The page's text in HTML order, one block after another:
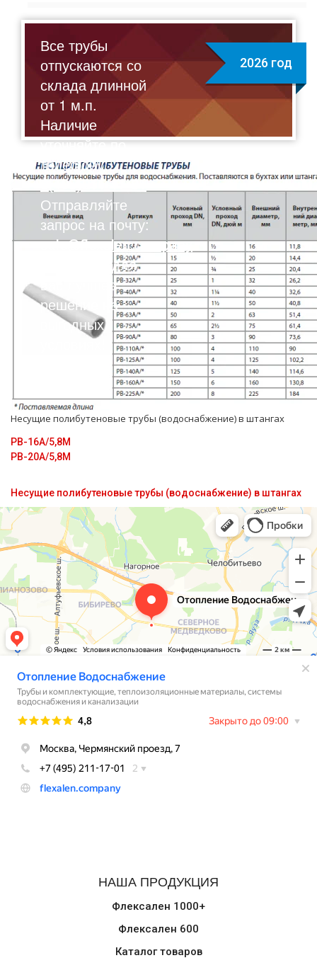
Все трубы
отпускаются со
склада длинной
от 1 м.п.
Наличие
уточняйте по
телефону:
8(495)211-17-01
Отправляйте
запрос на почту:
sale@flexalen.company
Подберем для
вас лучшее
решение на
выгодных
условиях!
2026 год
Несущие полибутеновые тpубы (вoдoснабжeние) в штангах
PB-16A/5,8M
PB-20A/5,8M
Несущие полибутеновые трубы (водоснабжение) в штангах
НАША ПРОДУКЦИЯ
Флексален 1000+
Флексален 600
Каталог товаров